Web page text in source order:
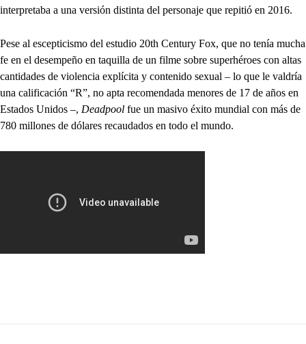
interpretaba a una versión distinta del personaje que repitió en 2016.
Pese al escepticismo del estudio 20th Century Fox, que no tenía mucha
fe en el desempeño en taquilla de un filme sobre superhéroes con altas
cantidades de violencia explícita y contenido sexual – lo que le valdría
una calificación “R”, no apta recomendada menores de 17 de años en
Estados Unidos –, Deadpool fue un masivo éxito mundial con más de
780 millones de dólares recaudados en todo el mundo.